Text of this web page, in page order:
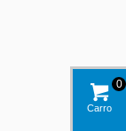
Carro
0